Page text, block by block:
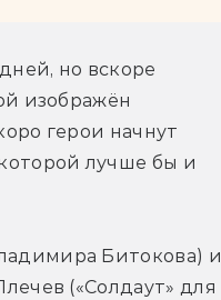
но вскоре
изображён
герои начнут
лучше бы и
Битокова) и
(«Солдаут» для